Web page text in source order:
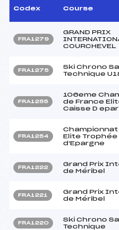
Codex Course
FRA1279
GRAND PRIX
COURCHEVEL
FRA1275
Ski Chrono
Technique
FRA1255
106eme
de France
Caisse D
FRA1254
Championnat
Elite Trophée
d'Epargne
FRA1222
Grand Prix
de Méribel
FRA1221
Grand Prix
de Méribel
FRA1220
Ski Chrono
Technique